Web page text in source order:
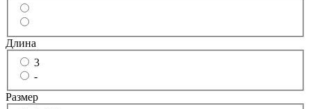
Длина
3
-
Размер